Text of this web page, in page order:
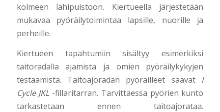
kolmeen lähipuistoon. Kiertueella järjestetään
mukavaa pyöräilytoimintaa lapsille, nuorille ja
perheille.
Kiertueen tapahtumiin sisältyy esimerkiksi
taitoradalla ajamista ja omien pyöräilykykyjen
testaamista. Taitoajoradan pyöräilleet saavat I
Cycle JKL -fillaritarran. Tarvittaessa pyörien kunto
tarkastetaan ennen taitoajorataa.